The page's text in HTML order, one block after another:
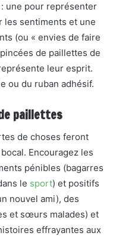
une pour représenter
les sentiments et une
(ou « envies de faire
de paillettes de
leur esprit.
ou du ruban adhésif.
paillettes
de choses feront
Encouragez les
pénibles (bagarres
le sport) et positifs
nouvel ami), des
et sœurs malades) et
effrayantes aux